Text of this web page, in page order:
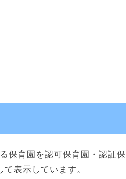
保育園を認可保育園・認証保
表示しています。